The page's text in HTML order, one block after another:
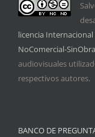
licencia
NoComercial-
audiovisuales
respectivos autores.
BANCO DE